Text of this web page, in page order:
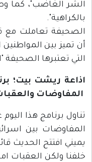
الشر الغاضب"، كما
بالكراهية".
الصحيفة تعاملت مع
أن تميز بين
التي تعتبرها الصحيفة
المفاوضات
تناول برنامج هذا
المفاوضات بين
يميني افتتح الحديث
خلفنا ولكن العقبات